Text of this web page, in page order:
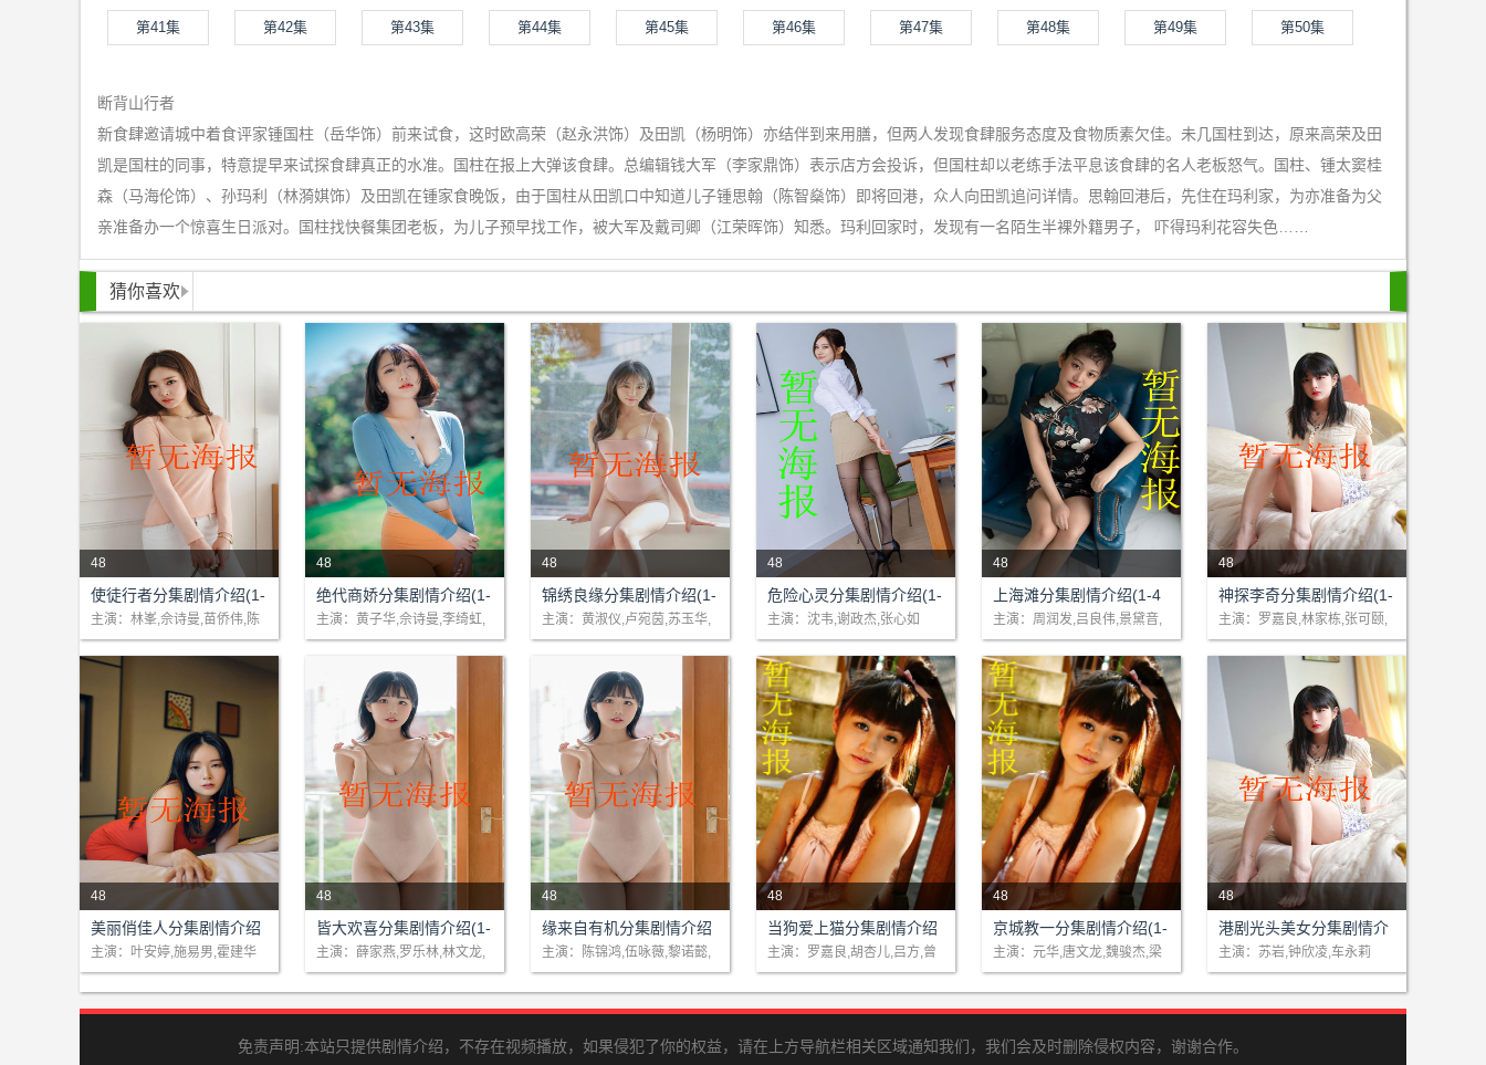
第41集 第42集 第43集 第44集 第45集 第46集 第47集 第48集 第49集 第50集
断背山行者
新食肆邀请城中着食评家锺国柱（岳华饰）前来试食，这时欧高荣（赵永洪饰）及田凯（杨明饰）亦结伴到来用膳，但两人发现食肆服务态度及食物质素欠佳。未几国柱到达，原来高荣及田
凯是国柱的同事，特意提早来试探食肆真正的水准。国柱在报上大弹该食肆。总编辑钱大军（李家鼎饰）表示店方会投诉，但国柱却以老练手法平息该食肆的名人老板怒气。国柱、锺太窦桂
森（马海伦饰）、孙玛利（林漪娸饰）及田凯在锺家食晚饭，由于国柱从田凯口中知道儿子锺思翰（陈智燊饰）即将回港，众人向田凯追问详情。思翰回港后，先住在玛利家，为亦准备为父
亲准备办一个惊喜生日派对。国柱找快餐集团老板，为儿子预早找工作，被大军及戴司卿（江荣晖饰）知悉。玛利回家时，发现有一名陌生半裸外籍男子， 吓得玛利花容失色……
猜你喜欢
48
剧情：刑事情报科总督察卓凯
(苗侨伟)因同袍好友离奇死
亡，发现与死者一直联系的五
名卧底全部失踪，由于他们掌
握高度机..
使徒行者分集剧情介绍(1-
31)大结局
主演：林峯,佘诗曼,苗侨伟,陈
敏之
48
剧情：商界黑武士麦提爽(黄子
华)连累恩师轻生，黯然退出商
界，但闻悉恩师的妻子佘慕莲
(李绮虹)因负债累累，惟以卖
绝代商娇分集剧情介绍(1-
48)大结局
主演：黄子华,佘诗曼,李绮虹,
许绍雄
48
剧情：大唐盛世，唐太宗李世
民文治武功显赫一时，史称贞
观之治。唐与蛮夷诸国缔结邦
交，并将文成公主嫁予吐蕃赞
甫松赞干..
锦绣良缘分集剧情介绍(1-
20)大结局
主演：黄淑仪,卢宛茵,苏玉华,
郭少芸
48
剧情：主角谢政杰（小杰）是
一个即将要考基测的台北市立
礼仁国民中学三年级（九年一
贯课程九年级）学生。某天，
台北市政府教..
危险心灵分集剧情介绍(1-
30)大结局
主演：沈韦,谢政杰,张心如
48
剧情：北平大学生许文强在学
潮中不仅失去了爱人，还失去
了自由。三年的监牢生活之
后，他决心“洗心革面”，为自
己的前程..
上海滩分集剧情介绍(1-4
8)大结局
主演：周润发,吕良伟,景黛音,
汤镇业
48
剧情：以除暴安良为己任，以
保护市民为神圣职责的年轻神
探李奇，因不愿与黑白两道都
吃香的贪污腐败分子雷劲警长
同流合..
神探李奇分集剧情介绍(1-
48)大结局
主演：罗嘉良,林家栋,张可颐,
吴绮丽
48
剧情：只要想着往后所有的荣
华富贵、理想抱负、锦绣前程
和幸福快乐，就从套上那件学
美丽俏佳人分集剧情介绍
(1-24)大结局
主演：叶安婷,施易男,霍建华
48
剧情：暂无.....
皆大欢喜分集剧情介绍(1-
322集)大结局
主演：薛家燕,罗乐林,林文龙,
廖碧儿
48
剧情：在职场上冲锋陷阵了多
年后，室内设计师叶满枝不但
捱坏了身子，跟家人的关系亦
缘来自有机分集剧情介绍
(1-20)大结局
主演：陈锦鸿,伍咏薇,黎诺懿,
唐诗咏
48
剧情：小巴，一只其貌不扬的
流浪犬，心里有一个愿望，找
寻大哥大巴心仪的那只名种猫-
当狗爱上猫分集剧情介绍
(1-20)大结局
主演：罗嘉良,胡杏儿,吕方,曾
华倩
48
剧情：康熙为笼络汉人，及挫
权臣鰲木河气燄，决举行拳倾
天下大赛，由汉人对满人。谭
京城教一分集剧情介绍(1-
48)大结局
主演：元华,唐文龙,魏骏杰,梁
琤
48
剧情：美丽的四川女孩何秀，
为了和相恋多年的男友西康结
婚，只身来到上海。在飞机
港剧光头美女分集剧情介
绍(1-48)大结局
主演：苏岩,钟欣凌,车永莉
免责声明:本站只提供剧情介绍，不存在视频播放，如果侵犯了你的权益，请在上方导航栏相关区域通知我们，我们会及时删除侵权内容，谢谢合作。